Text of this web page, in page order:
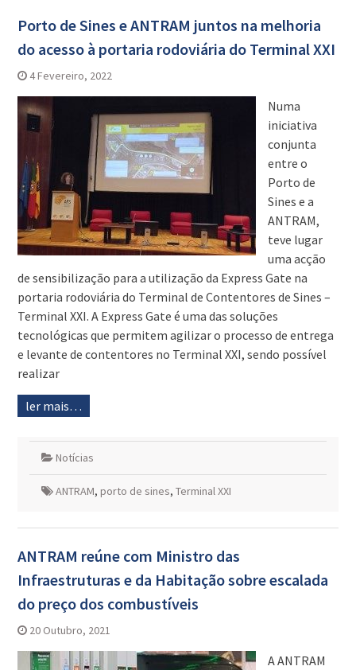
Porto de Sines e ANTRAM juntos na melhoria
do acesso à portaria rodoviária do Terminal XXI
4 Fevereiro, 2022
Numa
iniciativa
conjunta
entre o
Porto de
Sines e a
ANTRAM,
teve lugar
uma acção
de sensibilização para a utilização da Express Gate na
portaria rodoviária do Terminal de Contentores de Sines –
Terminal XXI. A Express Gate é uma das soluções
tecnológicas que permitem agilizar o processo de entrega
e levante de contentores no Terminal XXI, sendo possível
realizar
ler mais…
Notícias
ANTRAM, porto de sines, Terminal XXI
ANTRAM reúne com Ministro das
Infraestruturas e da Habitação sobre escalada
do preço dos combustíveis
20 Outubro, 2021
A ANTRAM